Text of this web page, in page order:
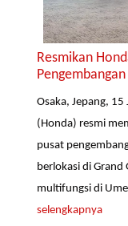
Resmikan
Osaka, Jepang,
(Honda) resmi
pusat
berlokasi di Grand
multifungsi di
selengkapnya